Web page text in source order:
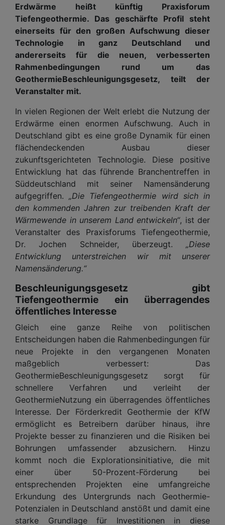
Erdwärme heißt künftig Praxisforum
Tiefengeothermie. Das geschärfte Profil steht
einerseits für den großen Aufschwung dieser
Technologie in ganz Deutschland und
andererseits für die neuen, verbesserten
Rahmenbedingungen rund um das
GeothermieBeschleunigungsgesetz, teilt der
Veranstalter mit.
In vielen Regionen der Welt erlebt die Nutzung der
Erdwärme einen enormen Aufschwung. Auch in
Deutschland gibt es eine große Dynamik für einen
flächendeckenden Ausbau dieser
zukunftsgerichteten Technologie. Diese positive
Entwicklung hat das führende Branchentreffen in
Süddeutschland mit seiner Namensänderung
aufgegriffen. „Die Tiefengeothermie wird sich in
den kommenden Jahren zur treibenden Kraft der
Wärmewende in unserem Land entwickeln“, ist der
Veranstalter des Praxisforums Tiefengeothermie,
Dr. Jochen Schneider, überzeugt. „Diese
Entwicklung unterstreichen wir mit unserer
Namensänderung.“
Beschleunigungsgesetz gibt
Tiefengeothermie ein überragendes
öffentliches Interesse
Gleich eine ganze Reihe von politischen
Entscheidungen haben die Rahmenbedingungen für
neue Projekte in den vergangenen Monaten
maßgeblich verbessert: Das
GeothermieBeschleunigungsgesetz sorgt für
schnellere Verfahren und verleiht der
GeothermieNutzung ein überragendes öffentliches
Interesse. Der Förderkredit Geothermie der KfW
ermöglicht es Betreibern darüber hinaus, ihre
Projekte besser zu finanzieren und die Risiken bei
Bohrungen umfassender abzusichern. Hinzu
kommt noch die Explorationsinitiative, die mit
einer über 50-Prozent-Förderung bei
entsprechenden Projekten eine umfangreiche
Erkundung des Untergrunds nach Geothermie-
Potenzialen in Deutschland anstößt und damit eine
starke Grundlage für Investitionen in diese